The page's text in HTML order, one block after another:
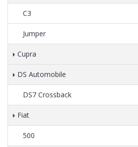
C3
Jumper
Cupra
DS Automobile
DS7 Crossback
Fiat
500